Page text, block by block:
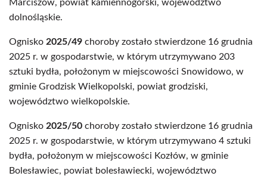
Marciszów, powiat kamiennogórski, województwo
dolnośląskie.
Ognisko 2025/49 choroby zostało stwierdzone 16 grudnia
2025 r. w gospodarstwie, w którym utrzymywano 203
sztuki bydła, położonym w miejscowości Snowidowo, w
gminie Grodzisk Wielkopolski, powiat grodziski,
województwo wielkopolskie.
Ognisko 2025/50 choroby zostało stwierdzone 16 grudnia
2025 r. w gospodarstwie, w którym utrzymywano 4 sztuki
bydła, położonym w miejscowości Kozłów, w gminie
Bolesławiec, powiat bolesławiecki, województwo